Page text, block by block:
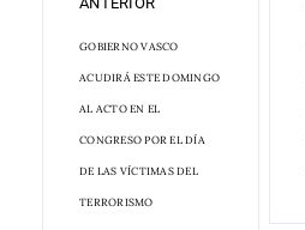
GOBIERNO VASCO
ACUDIRÁ ESTE DOMINGO
AL ACTO EN EL
CONGRESO POR EL DÍA
DE LAS VÍCTIMAS DEL
TERRORISMO